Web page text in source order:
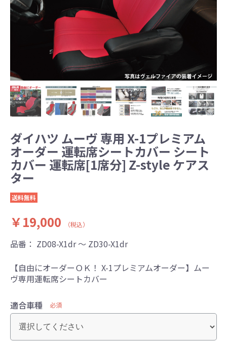
ダイハツ ムーヴ 専用 X-1プレミアム
オーダー 運転席シートカバー シート
カバー 運転席[1席分] Z-style ケアス
ター
送料無料
￥19,000 （税込）
品番： ZD08-X1dr ～ ZD30-X1dr
【自由にオーダーＯＫ！ X-1プレミアムオーダー】ムー
ヴ専用運転席シートカバー
適合車種 必須